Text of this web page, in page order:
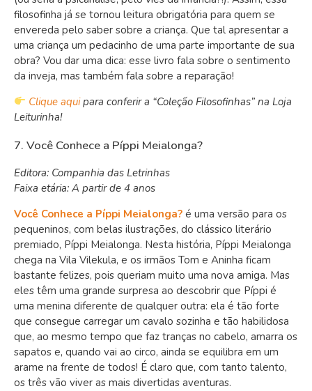
filosofinha já se tornou leitura obrigatória para quem se
envereda pelo saber sobre a criança. Que tal apresentar a
uma criança um pedacinho de uma parte importante de sua
obra? Vou dar uma dica: esse livro fala sobre o sentimento
da inveja, mas também fala sobre a reparação!
Clique aquipara conferir a “Coleção Filosofinhas” na Loja
Leiturinha!
7. Você Conhece a Píppi Meialonga?
Editora: Companhia das Letrinhas
Faixa etária: A partir de 4 anos
Você Conhece a Píppi Meialonga? é uma versão para os
pequeninos, com belas ilustrações, do clássico literário
premiado, Píppi Meialonga. Nesta história, Píppi Meialonga
chega na Vila Vilekula, e os irmãos Tom e Aninha ficam
bastante felizes, pois queriam muito uma nova amiga. Mas
eles têm uma grande surpresa ao descobrir que Píppi é
uma menina diferente de qualquer outra: ela é tão forte
que consegue carregar um cavalo sozinha e tão habilidosa
que, ao mesmo tempo que faz tranças no cabelo, amarra os
sapatos e, quando vai ao circo, ainda se equilibra em um
arame na frente de todos! É claro que, com tanto talento,
os três vão viver as mais divertidas aventuras.